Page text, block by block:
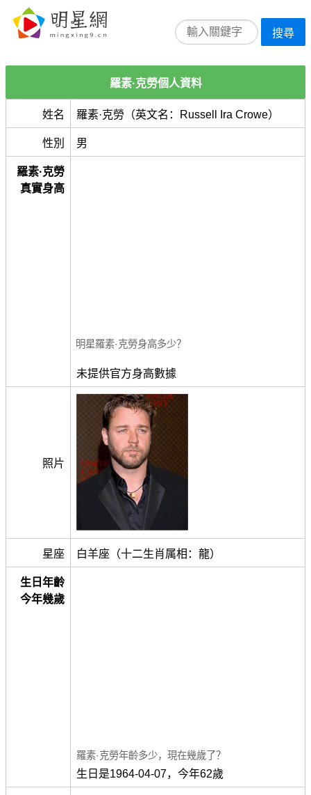
搜尋
羅素·克勞個人資料
姓名 羅素·克勞（英文名：Russell Ira Crowe）
性別 男
羅素·克勞
真實身高
明星羅素·克勞身高多少？
未提供官方身高數據
照片
星座 白羊座（十二生肖属相：龍）
生日年齡
今年幾歲
羅素·克勞年齡多少，現在幾歲了？
生日是1964-04-07，今年62歲